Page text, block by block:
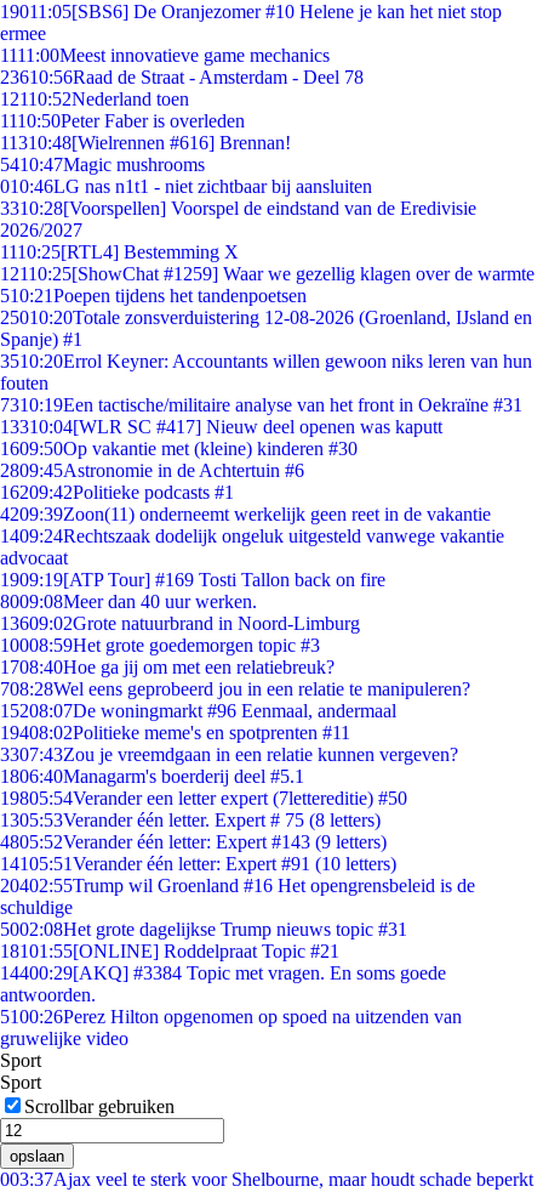
19011:05[SBS6] De Oranjezomer #10 Helene je kan het niet stop
ermee
1111:00Meest innovatieve game mechanics
23610:56Raad de Straat - Amsterdam - Deel 78
12110:52Nederland toen
1110:50Peter Faber is overleden
11310:48[Wielrennen #616] Brennan!
5410:47Magic mushrooms
010:46LG nas n1t1 - niet zichtbaar bij aansluiten
3310:28[Voorspellen] Voorspel de eindstand van de Eredivisie
2026/2027
1110:25[RTL4] Bestemming X
12110:25[ShowChat #1259] Waar we gezellig klagen over de warmte
510:21Poepen tijdens het tandenpoetsen
25010:20Totale zonsverduistering 12-08-2026 (Groenland, IJsland en
Spanje) #1
3510:20Errol Keyner: Accountants willen gewoon niks leren van hun
fouten
7310:19Een tactische/militaire analyse van het front in Oekraïne #31
13310:04[WLR SC #417] Nieuw deel openen was kaputt
1609:50Op vakantie met (kleine) kinderen #30
2809:45Astronomie in de Achtertuin #6
16209:42Politieke podcasts #1
4209:39Zoon(11) onderneemt werkelijk geen reet in de vakantie
1409:24Rechtszaak dodelijk ongeluk uitgesteld vanwege vakantie
advocaat
1909:19[ATP Tour] #169 Tosti Tallon back on fire
8009:08Meer dan 40 uur werken.
13609:02Grote natuurbrand in Noord-Limburg
10008:59Het grote goedemorgen topic #3
1708:40Hoe ga jij om met een relatiebreuk?
708:28Wel eens geprobeerd jou in een relatie te manipuleren?
15208:07De woningmarkt #96 Eenmaal, andermaal
19408:02Politieke meme's en spotprenten #11
3307:43Zou je vreemdgaan in een relatie kunnen vergeven?
1806:40Managarm's boerderij deel #5.1
19805:54Verander een letter expert (7lettereditie) #50
1305:53Verander één letter. Expert # 75 (8 letters)
4805:52Verander één letter: Expert #143 (9 letters)
14105:51Verander één letter: Expert #91 (10 letters)
20402:55Trump wil Groenland #16 Het opengrensbeleid is de
schuldige
5002:08Het grote dagelijkse Trump nieuws topic #31
18101:55[ONLINE] Roddelpraat Topic #21
14400:29[AKQ] #3384 Topic met vragen. En soms goede
antwoorden.
5100:26Perez Hilton opgenomen op spoed na uitzenden van
gruwelijke video
Sport
Sport
Scrollbar gebruiken
opslaan
003:37Ajax veel te sterk voor Shelbourne, maar houdt schade beperkt